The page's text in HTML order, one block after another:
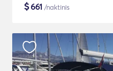
$661 /naktinis